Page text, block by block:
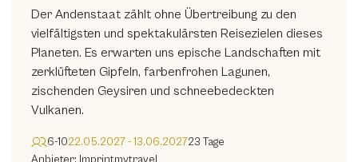
Der Andenstaat zählt ohne Übertreibung zu den
vielfältigsten und spektakulärsten Reisezielen dieses
Planeten. Es erwarten uns epische Landschaften mit
zerklüfteten Gipfeln, farbenfrohen Lagunen,
zischenden Geysiren und schneebedeckten
Vulkanen.
6-1022.05.2027 - 13.06.202723 Tage